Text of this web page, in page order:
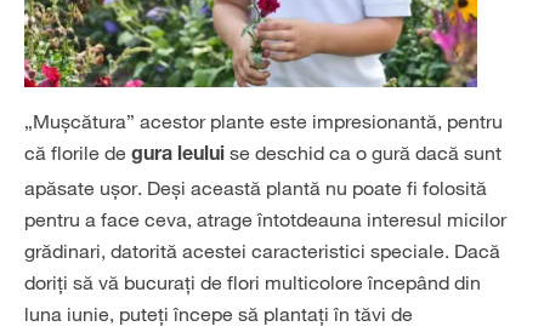
„Mușcătura” acestor plante este impresionantă, pentru
că florile de gura leului se deschid ca o gură dacă sunt
apăsate ușor. Deși această plantă nu poate fi folosită
pentru a face ceva, atrage întotdeauna interesul micilor
grădinari, datorită acestei caracteristici speciale. Dacă
doriți să vă bucurați de flori multicolore începând din
luna iunie, puteți începe să plantați în tăvi de